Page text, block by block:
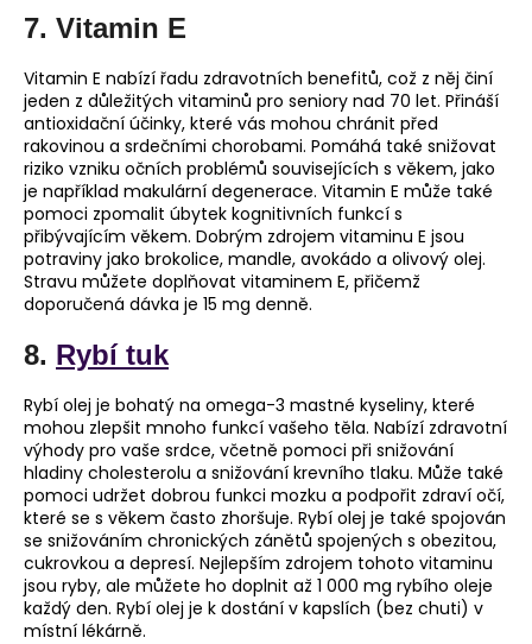
7. Vitamin E
Vitamin E nabízí řadu zdravotních benefitů, což z něj činí
jeden z důležitých vitaminů pro seniory nad 70 let. Přináší
antioxidační účinky, které vás mohou chránit před
rakovinou a srdečními chorobami. Pomáhá také snižovat
riziko vzniku očních problémů souvisejících s věkem, jako
je například makulární degenerace. Vitamin E může také
pomoci zpomalit úbytek kognitivních funkcí s
přibývajícím věkem. Dobrým zdrojem vitaminu E jsou
potraviny jako brokolice, mandle, avokádo a olivový olej.
Stravu můžete doplňovat vitaminem E, přičemž
doporučená dávka je 15 mg denně.
8. Rybí tuk
Rybí olej je bohatý na omega-3 mastné kyseliny, které
mohou zlepšit mnoho funkcí vašeho těla. Nabízí zdravotní
výhody pro vaše srdce, včetně pomoci při snižování
hladiny cholesterolu a snižování krevního tlaku. Může také
pomoci udržet dobrou funkci mozku a podpořit zdraví očí,
které se s věkem často zhoršuje. Rybí olej je také spojován
se snižováním chronických zánětů spojených s obezitou,
cukrovkou a depresí. Nejlepším zdrojem tohoto vitaminu
jsou ryby, ale můžete ho doplnit až 1 000 mg rybího oleje
každý den. Rybí olej je k dostání v kapslích (bez chuti) v
místní lékárně.